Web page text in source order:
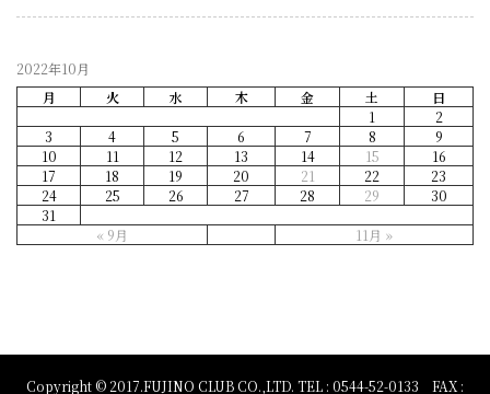
2022年10月
月
火 水 木 金 土 日
« 9月 11月 »
1
2
3
4 5 6 7 8
9
10
11 12 13 14 15
16
17
18 19 20 21 22
23
24
25 26 27 28 29
30
31
Copyright © 2017.FUJINO CLUB CO.,LTD. TEL : 0544-52-0133 FAX :